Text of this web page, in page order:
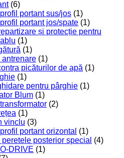
(6)
portant sus/jos (1)
portant jos/spate (1)
și protecție pentru
(1)
(1)
antrenare (1)
picăturilor de apă (1)
(1)
pentru pârghie (1)
Blum (1)
(2)
(1)
vinclu (3)
portant orizontal (1)
posterior special (4)
DRIVE (1)